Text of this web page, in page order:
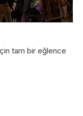
tam bir eğlence